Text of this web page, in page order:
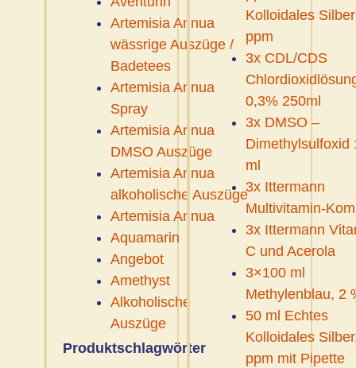
Artemisia Annua
wässrige Auszüge /
Badetees
Artemisia Annua
Spray
Artemisia Annua
DMSO Auszüge
Artemisia Annua
alkoholische Auszüge
Artemisia Annua
Aquamarin
Angebot
Amethyst
Alkoholische
Auszüge
Produktschlagwörter
Kolloidales
ppm
3x CDL/CDS
0,3% 250ml
3x DMSO –
Dimethylsulfoxid
ml
3x Ittermann
Multivitamin-
3x Ittermann
C und Acerola
3×100 ml
Methylenblau, 2
50 ml Echtes
Kolloidales
ppm mit Pipette